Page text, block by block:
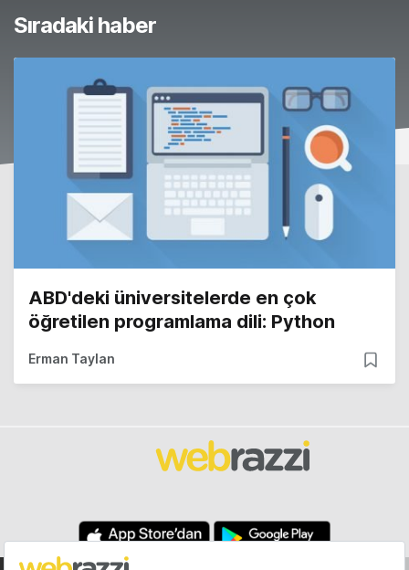
Sıradaki haber
ABD'deki üniversitelerde en çok
öğretilen programlama dili: Python
Erman Taylan